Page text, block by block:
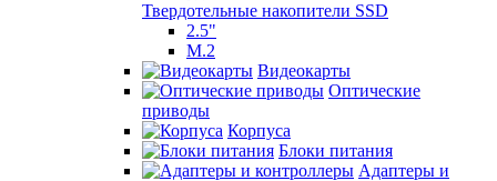
Твердотельные накопители SSD
2.5"
M.2
Видеокарты
Оптические
приводы
Корпуса
Блоки питания
Адаптеры и